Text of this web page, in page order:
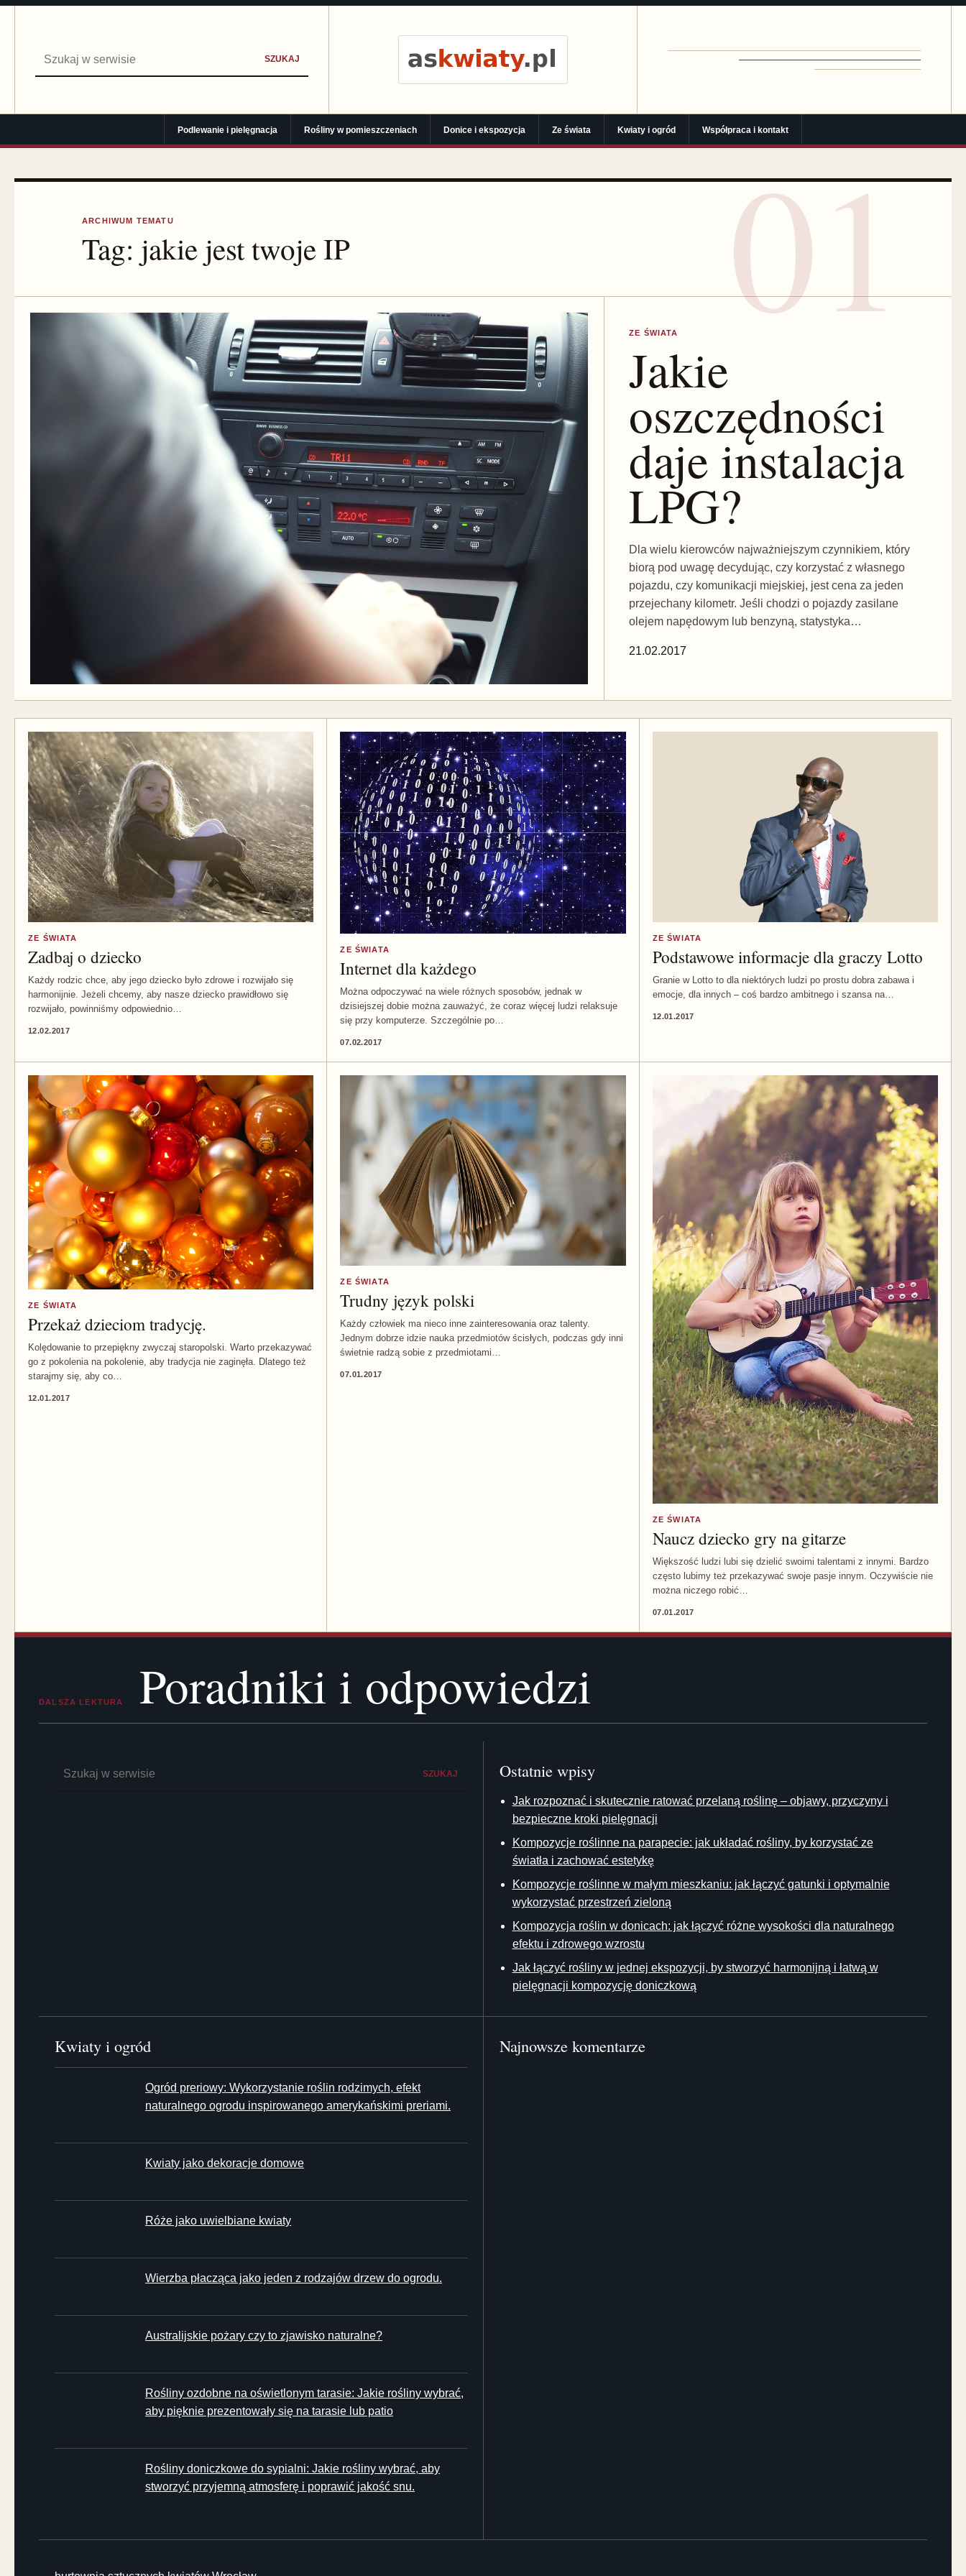
SZUKAJ
Podlewanie i pielęgnacja Rośliny w pomieszczeniach Donice i ekspozycja Ze świata Kwiaty i ogród Współpraca i kontakt
ARCHIWUM TEMATU
Tag: jakie jest twoje IP
ZE ŚWIATA
Jakie
oszczędności
daje instalacja
LPG?
Dla wielu kierowców najważniejszym czynnikiem, który
biorą pod uwagę decydując, czy korzystać z własnego
pojazdu, czy komunikacji miejskiej, jest cena za jeden
przejechany kilometr. Jeśli chodzi o pojazdy zasilane
olejem napędowym lub benzyną, statystyka…
21.02.2017
ZE ŚWIATA
Zadbaj o dziecko
Każdy rodzic chce, aby jego dziecko było zdrowe i rozwijało się
harmonijnie. Jeżeli chcemy, aby nasze dziecko prawidłowo się
rozwijało, powinniśmy odpowiednio…
12.02.2017
ZE ŚWIATA
Internet dla każdego
Można odpoczywać na wiele różnych sposobów, jednak w
dzisiejszej dobie można zauważyć, że coraz więcej ludzi relaksuje
się przy komputerze. Szczególnie po…
07.02.2017
ZE ŚWIATA
Podstawowe informacje dla graczy Lotto
Granie w Lotto to dla niektórych ludzi po prostu dobra zabawa i
emocje, dla innych – coś bardzo ambitnego i szansa na…
12.01.2017
ZE ŚWIATA
Przekaż dzieciom tradycję.
Kolędowanie to przepiękny zwyczaj staropolski. Warto przekazywać
go z pokolenia na pokolenie, aby tradycja nie zaginęła. Dlatego też
starajmy się, aby co…
12.01.2017
ZE ŚWIATA
Trudny język polski
Każdy człowiek ma nieco inne zainteresowania oraz talenty.
Jednym dobrze idzie nauka przedmiotów ścisłych, podczas gdy inni
świetnie radzą sobie z przedmiotami…
07.01.2017
ZE ŚWIATA
Naucz dziecko gry na gitarze
Większość ludzi lubi się dzielić swoimi talentami z innymi. Bardzo
często lubimy też przekazywać swoje pasje innym. Oczywiście nie
można niczego robić…
07.01.2017
DALSZA LEKTURA Poradniki i odpowiedzi
SZUKAJ Ostatnie wpisy
Jak rozpoznać i skutecznie ratować przelaną roślinę – objawy, przyczyny i
bezpieczne kroki pielęgnacji
Kompozycje roślinne na parapecie: jak układać rośliny, by korzystać ze
światła i zachować estetykę
Kompozycje roślinne w małym mieszkaniu: jak łączyć gatunki i optymalnie
wykorzystać przestrzeń zieloną
Kompozycja roślin w donicach: jak łączyć różne wysokości dla naturalnego
efektu i zdrowego wzrostu
Jak łączyć rośliny w jednej ekspozycji, by stworzyć harmonijną i łatwą w
pielęgnacji kompozycję doniczkową
Kwiaty i ogród
Ogród preriowy: Wykorzystanie roślin rodzimych, efekt
naturalnego ogrodu inspirowanego amerykańskimi preriami.
Kwiaty jako dekoracje domowe
Róże jako uwielbiane kwiaty
Wierzba płacząca jako jeden z rodzajów drzew do ogrodu.
Australijskie pożary czy to zjawisko naturalne?
Rośliny ozdobne na oświetlonym tarasie: Jakie rośliny wybrać,
aby pięknie prezentowały się na tarasie lub patio
Rośliny doniczkowe do sypialni: Jakie rośliny wybrać, aby
stworzyć przyjemną atmosferę i poprawić jakość snu.
Najnowsze komentarze